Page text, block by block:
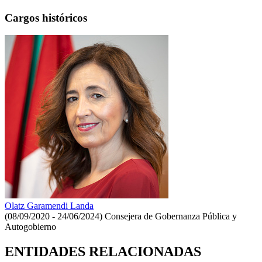
Cargos históricos
Olatz Garamendi Landa
(08/09/2020 - 24/06/2024) Consejera de Gobernanza Pública y
Autogobierno
ENTIDADES RELACIONADAS